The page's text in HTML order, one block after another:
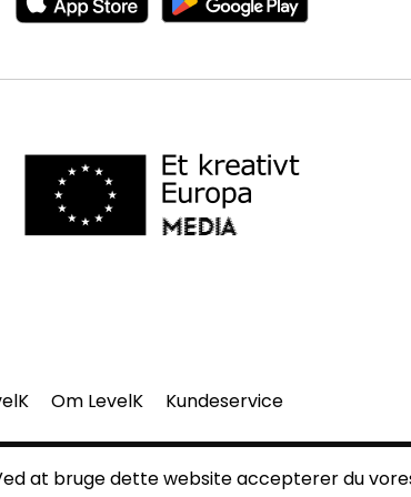
at bruge dette website accepterer du
Om LevelK Kundeservice
side må gengives uden vores skriftlige tilladelse.